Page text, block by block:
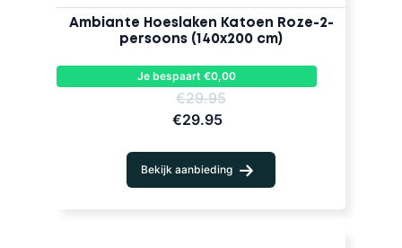
Ambiante Hoeslaken Katoen Roze-2-
persoons (140x200 cm)
Je bespaart €0,00
€29.95
€29.95
Bekijk aanbieding